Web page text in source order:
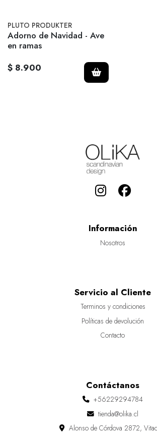
PLUTO PRODUKTER
Adorno de Navidad - Ave
en ramas
$ 8.900
Información
Nosotros
Servicio al Cliente
Terminos y condiciones
Políticas de devolución
Contacto
Contáctanos
+56229294784
tienda@olika.cl
Alonso de Córdova 2872,